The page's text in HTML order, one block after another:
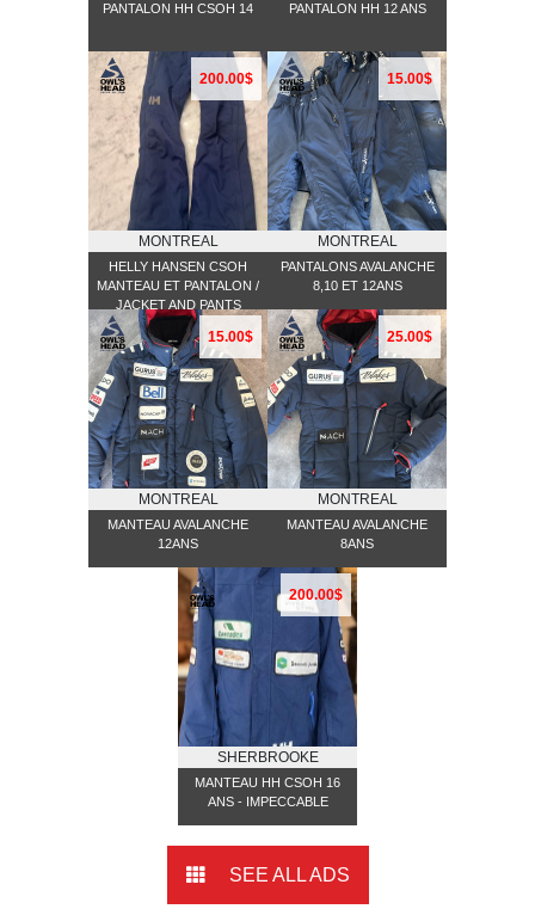
PANTALON HH CSOH 14 PANTALON HH 12 ANS
200.00$
MONTREAL
HELLY HANSEN CSOH
MANTEAU ET PANTALON /
JACKET AND PANTS
15.00$
MONTREAL
PANTALONS AVALANCHE
8,10 ET 12ANS
15.00$
MONTREAL
MANTEAU AVALANCHE
12ANS
25.00$
MONTREAL
MANTEAU AVALANCHE
8ANS
200.00$
SHERBROOKE
MANTEAU HH CSOH 16
ANS - IMPECCABLE
SEE ALL ADS